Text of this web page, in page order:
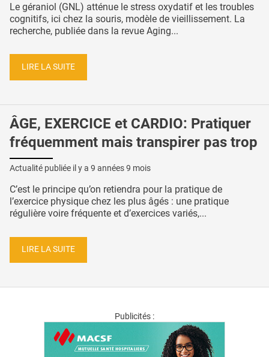
Le géraniol (GNL) atténue le stress oxydatif et les troubles
cognitifs, ici chez la souris, modèle de vieillissement. La
recherche, publiée dans la revue Aging...
LIRE LA SUITE
ÂGE, EXERCICE et CARDIO: Pratiquer
fréquemment mais transpirer pas trop
Actualité publiée il y a 9 années 9 mois
C’est le principe qu’on retiendra pour la pratique de
l’exercice physique chez les plus âgés : une pratique
régulière voire fréquente et d’exercices variés,...
LIRE LA SUITE
Publicités :